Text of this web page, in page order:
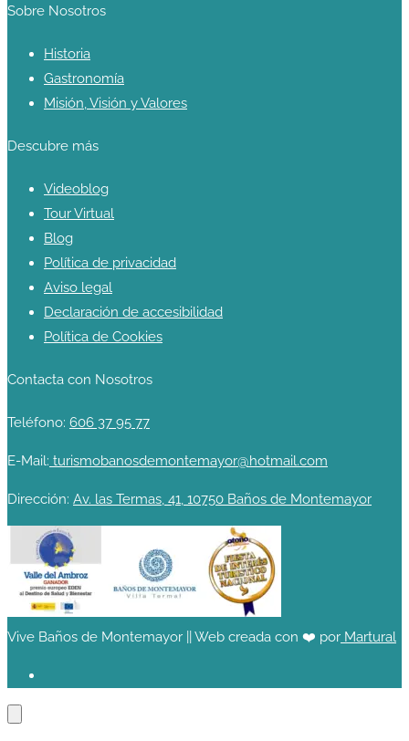
Sobre Nosotros
Historia
Gastronomía
Misión, Visión y Valores
Descubre más
Videoblog
Tour Virtual
Blog
Política de privacidad
Aviso legal
Declaración de accesibilidad
Política de Cookies
Contacta con Nosotros
Teléfono: 606 37 95 77
E-Mail: turismobanosdemontemayor@hotmail.com
Dirección: Av. las Termas, 41, 10750 Baños de Montemayor
Vive Baños de Montemayor || Web creada con ❤️ por Martural